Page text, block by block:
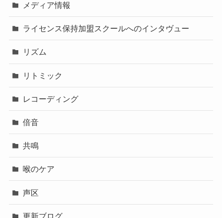
メディア情報
ライセンス保持加盟スクールへのインタヴュー
リズム
リトミック
レコーディング
倍音
共鳴
喉のケア
声区
更新ブログ